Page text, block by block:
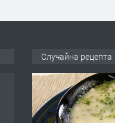
Случайна рецепта